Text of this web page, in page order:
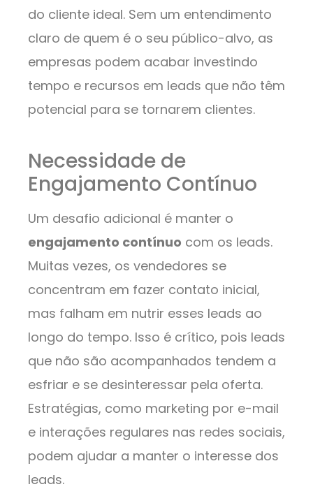
do cliente ideal. Sem um entendimento
claro de quem é o seu público-alvo, as
empresas podem acabar investindo
tempo e recursos em leads que não têm
potencial para se tornarem clientes.
Necessidade de
Engajamento Contínuo
Um desafio adicional é manter o
engajamento contínuo com os leads.
Muitas vezes, os vendedores se
concentram em fazer contato inicial,
mas falham em nutrir esses leads ao
longo do tempo. Isso é crítico, pois leads
que não são acompanhados tendem a
esfriar e se desinteressar pela oferta.
Estratégias, como marketing por e-mail
e interações regulares nas redes sociais,
podem ajudar a manter o interesse dos
leads.